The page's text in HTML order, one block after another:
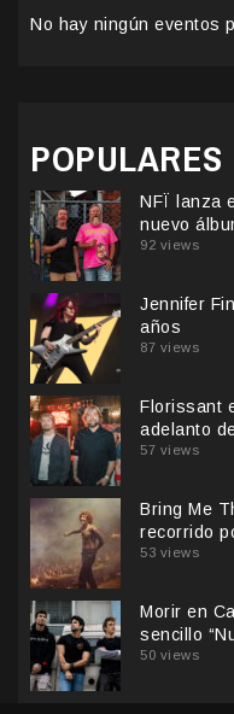
No hay ningún eventos
POPULARES
NFÏ lanza
nuevo
92 views
Jennifer
años
87 views
Florissant
adelanto
57 views
Bring Me
recorrido
53 views
Morir en
sencillo
50 views